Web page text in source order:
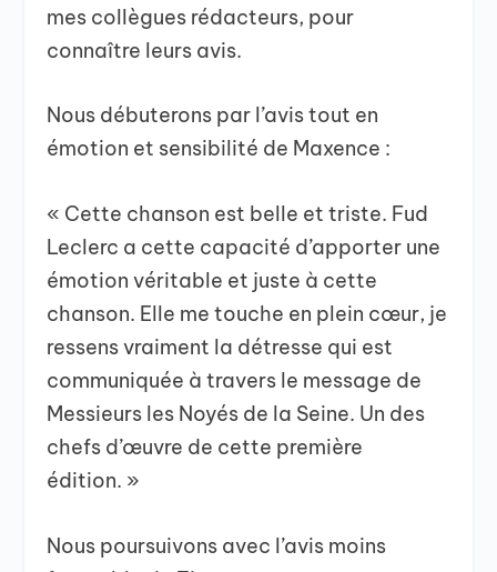
mes collègues rédacteurs, pour
connaître leurs avis.
Nous débuterons par l’avis tout en
émotion et sensibilité de Maxence :
« Cette chanson est belle et triste. Fud
Leclerc a cette capacité d’apporter une
émotion véritable et juste à cette
chanson. Elle me touche en plein cœur, je
ressens vraiment la détresse qui est
communiquée à travers le message de
Messieurs les Noyés de la Seine. Un des
chefs d’œuvre de cette première
édition. »
Nous poursuivons avec l’avis moins